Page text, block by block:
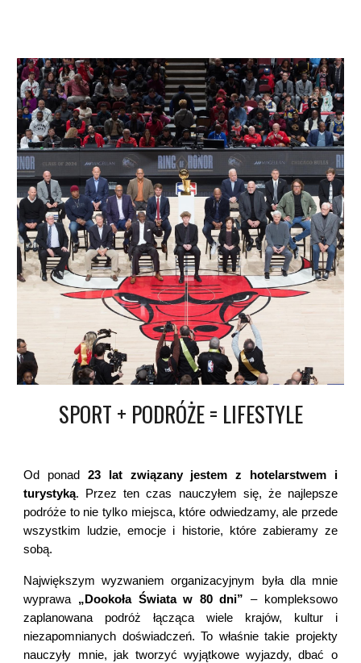
SPORT + PODRÓŻE = LIFESTYLE
Od ponad 23 lat związany jestem z hotelarstwem i
turystyką. Przez ten czas nauczyłem się, że najlepsze
podróże to nie tylko miejsca, które odwiedzamy, ale przede
wszystkim ludzie, emocje i historie, które zabieramy ze
sobą.
Największym wyzwaniem organizacyjnym była dla mnie
wyprawa „Dookoła Świata w 80 dni” – kompleksowo
zaplanowana podróż łącząca wiele krajów, kultur i
niezapomnianych doświadczeń. To właśnie takie projekty
nauczyły mnie, jak tworzyć wyjątkowe wyjazdy, dbać o